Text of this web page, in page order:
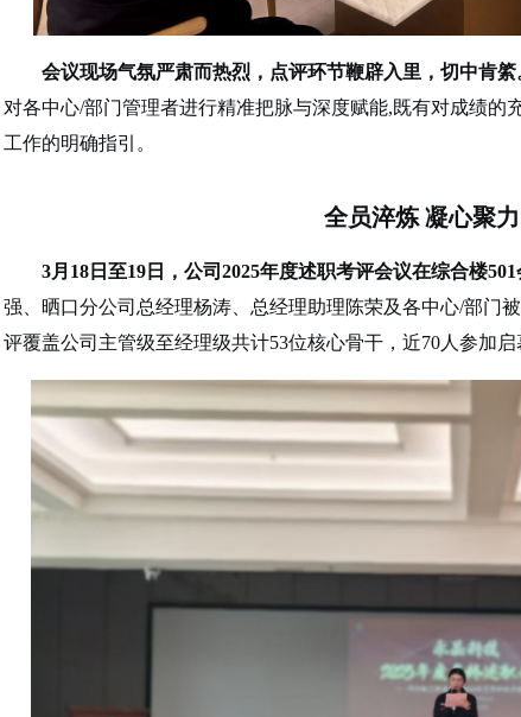
会议现场气氛严肃而热烈，点评环节鞭辟入里，切中肯綮
对各中心/部门管理者进行精准把脉与深度赋能,既有对成绩的
工作的明确指引。
全员淬炼 凝心聚力
3月18日至19日，公司2025年度述职考评会议在综合楼501
强、晒口分公司总经理杨涛、总经理助理陈荣及各中心/部门
评覆盖公司主管级至经理级共计53位核心骨干，近70人参加启